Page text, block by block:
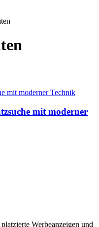
mit moderner
Werbeanzeigen und